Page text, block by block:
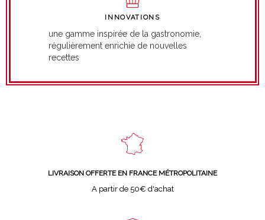
INNOVATIONS
une gamme inspirée de la gastronomie,
régulièrement enrichie de nouvelles
recettes
LIVRAISON OFFERTE EN FRANCE MÉTROPOLITAINE
A partir de 50€ d'achat